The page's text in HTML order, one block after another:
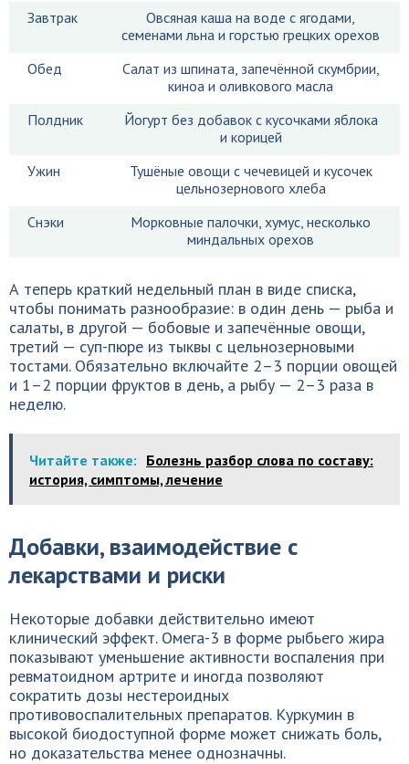
Завтрак
Овсяная каша на воде с ягодами,
семенами льна и горстью грецких орехов
Обед
Салат из шпината, запечённой скумбрии,
киноа и оливкового масла
Полдник
Йогурт без добавок с кусочками яблока
и корицей
Ужин
Тушёные овощи с чечевицей и кусочек
цельнозернового хлеба
Снэки
Морковные палочки, хумус, несколько
миндальных орехов
А теперь краткий недельный план в виде списка,
чтобы понимать разнообразие: в один день — рыба и
салаты, в другой — бобовые и запечённые овощи,
третий — суп-пюре из тыквы с цельнозерновыми
тостами. Обязательно включайте 2–3 порции овощей
и 1–2 порции фруктов в день, а рыбу — 2–3 раза в
неделю.
Читайте также: Болезнь разбор слова по составу:
история, симптомы, лечение
Добавки, взаимодействие с
лекарствами и риски
Некоторые добавки действительно имеют
клинический эффект. Омега-3 в форме рыбьего жира
показывают уменьшение активности воспаления при
ревматоидном артрите и иногда позволяют
сократить дозы нестероидных
противовоспалительных препаратов. Куркумин в
высокой биодоступной форме может снижать боль,
но доказательства менее однозначны.